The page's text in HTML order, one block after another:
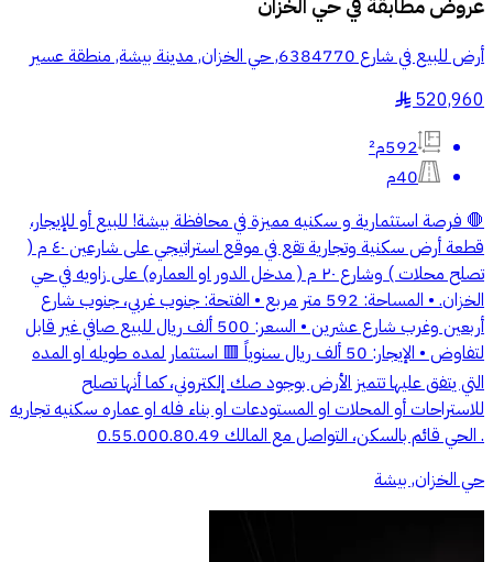
عروض مطابقة فيحي الخزان
أرض للبيع في شارع 6384770, حي الخزان, مدينة بيشة, منطقة عسير
520,960
§
592م²
40م
🛑 فرصة استثمارية و سكنيه مميزة في محافظة بيشة! للبيع أو للإيجار،
قطعة أرض سكنية وتجارية تقع في موقع استراتيجي على شارعين ٤٠ م (
تصلح محلات ) وشارع ٢٠ م ( مدخل الدور او العماره) على زاويه في حي
الخزان. • المساحة: 592 متر مربع • الفتحة: جنوب غربي، جنوب شارع
أربعين وغرب شارع عشرين • السعر: 500 ألف ريال للبيع صافي غير قابل
لتفاوض • الإيجار: 50 ألف ريال سنوياً 🟥 استثمار لمده طويله او المده
التي يتفق عليها تتميز الأرض بوجود صك إلكتروني، كما أنها تصلح
للاستراحات أو المحلات او المستودعات او بناء فله او عماره سكنيه تجاريه
. الحي قائم بالسكن، التواصل مع المالك 0.55.000.80.49
حي الخزان, بيشة